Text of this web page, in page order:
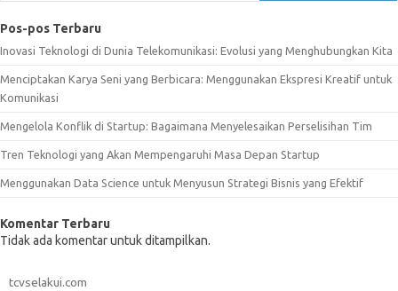
Pos-pos Terbaru
Inovasi Teknologi di Dunia Telekomunikasi: Evolusi yang Menghubungkan Kita
Menciptakan Karya Seni yang Berbicara: Menggunakan Ekspresi Kreatif untuk
Komunikasi
Mengelola Konflik di Startup: Bagaimana Menyelesaikan Perselisihan Tim
Tren Teknologi yang Akan Mempengaruhi Masa Depan Startup
Menggunakan Data Science untuk Menyusun Strategi Bisnis yang Efektif
Komentar Terbaru
Tidak ada komentar untuk ditampilkan.
tcvselakui.com